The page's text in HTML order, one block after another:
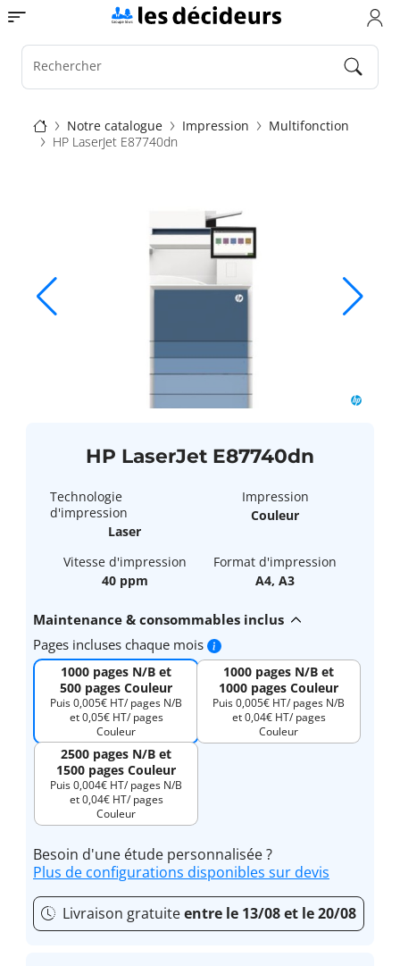
Aller
au
contenu
principal
Toggle navigation
Rechercher
Fil
d'Ariane
Notre catalogue Impression
Multifonction
HP LaserJet E87740dn
HP LaserJet E87740dn
Technologie
d'impression
Laser
Impression
Couleur
Vitesse d'impression
40 ppm
Format d'impression
A4, A3
Maintenance & consommables inclus
Pages incluses chaque mois
1000 pages N/B et
500 pages Couleur
Puis 0,005€ HT/ pages N/B
et 0,05€ HT/ pages
Couleur
1000 pages N/B et
1000 pages Couleur
Puis 0,005€ HT/ pages N/B
et 0,04€ HT/ pages
Couleur
2500 pages N/B et
1500 pages Couleur
Puis 0,004€ HT/ pages N/B
et 0,04€ HT/ pages
Couleur
Besoin d'une étude personnalisée ?
Plus de configurations disponibles sur devis
Livraison gratuiteentre le 13/08 et le 20/08